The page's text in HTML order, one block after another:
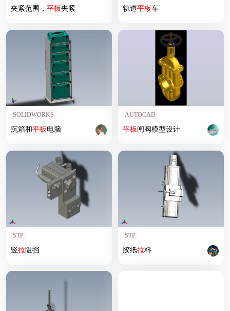
夹紧范围， 平板夹紧 轨道平板车
SOLIDWORKS
沉箱和平板电脑
AUTOCAD
平板闸阀模型设计
STP
竖拉阻挡
STP
胶纸拉料